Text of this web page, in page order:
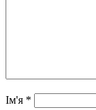
Ім'я *